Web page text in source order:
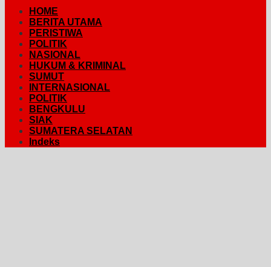
HOME
BERITA UTAMA
PERISTIWA
POLITIK
NASIONAL
HUKUM & KRIMINAL
SUMUT
INTERNASIONAL
POLITIK
BENGKULU
SIAK
SUMATERA SELATAN
Indeks